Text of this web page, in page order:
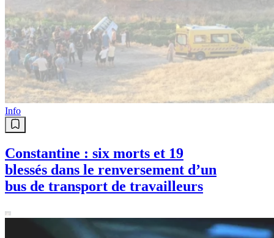
Info
Constantine : six morts et 19
blessés dans le renversement d’un
bus de transport de travailleurs